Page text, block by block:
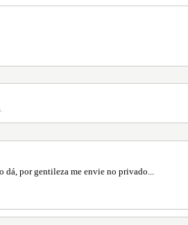
dá, por gentileza me envie no privado...